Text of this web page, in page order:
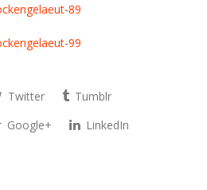
Twitter
Tumblr
Google+
LinkedIn